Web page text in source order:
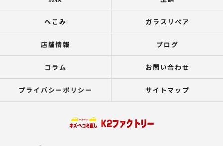
へこみ ガラスリペア
店舗情報 ブログ
コラム お問い合わせ
プライバシーポリシー サイトマップ